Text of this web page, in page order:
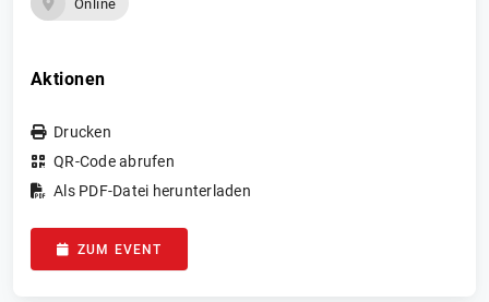
Online
Aktionen
Drucken
QR-Code abrufen
Als PDF-Datei herunterladen
ZUM EVENT